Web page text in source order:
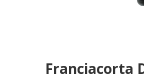
Franciacorta